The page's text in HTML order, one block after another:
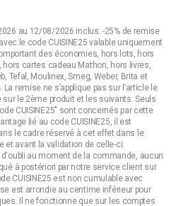
au 12/08/2026 inclus. -25% de remise
le code CUISINE25 valable uniquement
des économies, hors lots, hors
cartes cadeau Mathon, hors livres,
Tefal, Moulinex, Smeg, Weber, Brita et
remise ne s’applique pas sur l’article le
le 2ème produit et les suivants. Seuls
CUISINE25" sont concernés par cette
lié au code CUISINE25, il est
le cadre réservé à cet effet dans le
et avant la validation de celle-ci.
au moment de la commande, aucun
à postériori par notre service client sur
CUISINE25 est non cumulable avec
est arrondie au centime inférieur pour
Il ne fonctionne que sur les comptes